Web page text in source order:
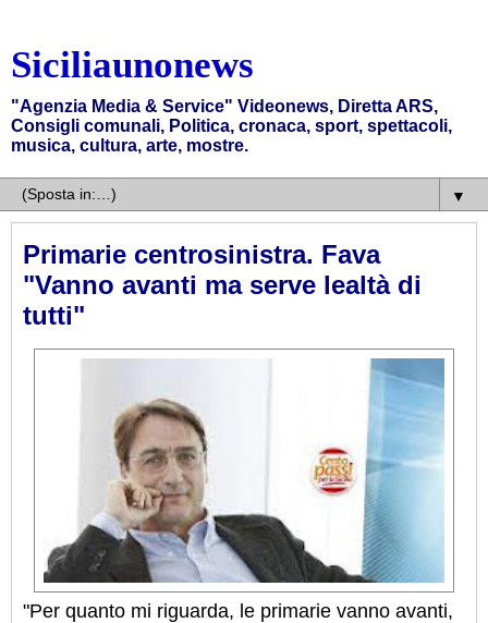
Siciliaunonews
"Agenzia Media & Service" Videonews, Diretta ARS,
Consigli comunali, Politica, cronaca, sport, spettacoli,
musica, cultura, arte, mostre.
▼
Primarie centrosinistra. Fava
"Vanno avanti ma serve lealtà di
tutti"
"Per quanto mi riguarda, le primarie vanno avanti,